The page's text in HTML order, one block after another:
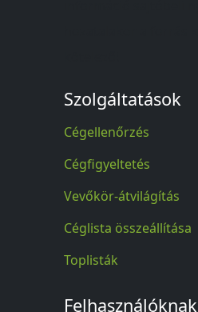
Szolgáltatások
Cégellenőrzés
Cégfigyeltetés
Vevőkör-átvilágítás
Céglista összeállítása
Toplisták
Felhasználóknak